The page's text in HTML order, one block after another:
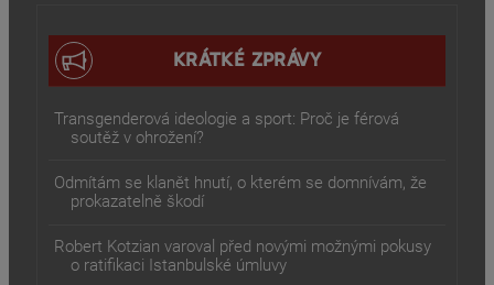
KRÁTKÉ ZPRÁVY
Transgenderová ideologie a sport: Proč je férová
soutěž v ohrožení?
Odmítám se klanět hnutí, o kterém se domnívám, že
prokazatelně škodí
Robert Kotzian varoval před novými možnými pokusy
o ratifikaci Istanbulské úmluvy